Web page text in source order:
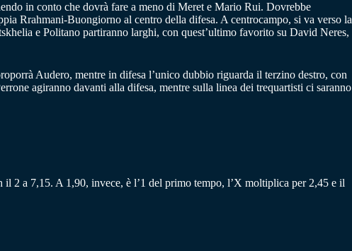
in conto che dovrà fare a meno di Meret e Mario Rui. Dovrebbe
Rrahmani-Buongiorno al centro della difesa. A centrocampo, si va verso la
e Politano partiranno larghi, con quest’ultimo favorito su David Neres,
Audero, mentre in difesa l’unico dubbio riguarda il terzino destro, con
agiranno davanti alla difesa, mentre sulla linea dei trequartisti ci saranno
2 a 7,15. A 1,90, invece, è l’1 del primo tempo, l’X moltiplica per 2,45 e il